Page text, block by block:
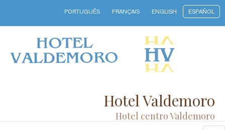
ESPAÑOL
ENGLISH
FRANÇAIS
PORTUGUÊS
Hotel Valdemoro
Hotel centro Valdemoro